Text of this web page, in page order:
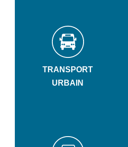
TRANSPORT
URBAIN